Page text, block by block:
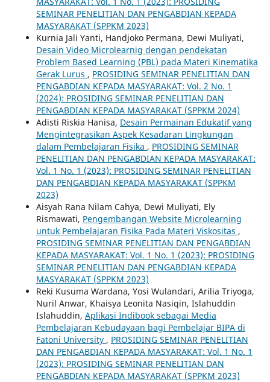
SEMINAR PENELITIAN DAN PENGABDIAN KEPADA
MASYARAKAT (SPPKM 2023)
Kurnia Jali Yanti, Handjoko Permana, Dewi Muliyati,
Desain Video Microlearnig dengan pendekatan
Problem Based Learning (PBL) pada Materi Kinematika
Gerak Lurus , PROSIDING SEMINAR PENELITIAN DAN
PENGABDIAN KEPADA MASYARAKAT: Vol. 2 No. 1
(2024): PROSIDING SEMINAR PENELITIAN DAN
PENGABDIAN KEPADA MASYARAKAT (SPPKM 2024)
Adisti Riskia Hanisa, Desain Permainan Edukatif yang
Mengintegrasikan Aspek Kesadaran Lingkungan
dalam Pembelajaran Fisika , PROSIDING SEMINAR
PENELITIAN DAN PENGABDIAN KEPADA MASYARAKAT:
Vol. 1 No. 1 (2023): PROSIDING SEMINAR PENELITIAN
DAN PENGABDIAN KEPADA MASYARAKAT (SPPKM
2023)
Aisyah Rana Nilam Cahya, Dewi Muliyati, Ely
Rismawati, Pengembangan Website Microlearning
untuk Pembelajaran Fisika Pada Materi Viskositas ,
PROSIDING SEMINAR PENELITIAN DAN PENGABDIAN
KEPADA MASYARAKAT: Vol. 1 No. 1 (2023): PROSIDING
SEMINAR PENELITIAN DAN PENGABDIAN KEPADA
MASYARAKAT (SPPKM 2023)
Reki Kusuma Wardana, Yosi Wulandari, Arilia Triyoga,
Nuril Anwar, Khaisya Leonita Nasiqin, Islahuddin
Islahuddin, Aplikasi Indibook sebagai Media
Pembelajaran Kebudayaan bagi Pembelajar BIPA di
Fatoni University , PROSIDING SEMINAR PENELITIAN
DAN PENGABDIAN KEPADA MASYARAKAT: Vol. 1 No. 1
(2023): PROSIDING SEMINAR PENELITIAN DAN
PENGABDIAN KEPADA MASYARAKAT (SPPKM 2023)